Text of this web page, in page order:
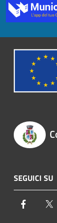
SEGUICI SU
Facebook